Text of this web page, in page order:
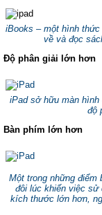
iBooks – một hình
về và đọc
Độ phân giải lớn hơn
iPad sở hữu màn
độ
Bàn phím lớn hơn
Một trong những điểm
đôi lúc khiến việc sử
kích thước lớn hơn,